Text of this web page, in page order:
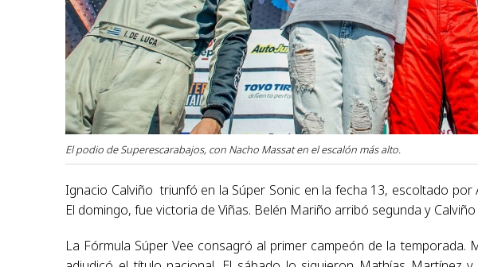
El podio de Superescarabajos, con Nacho Massat en el escalón más alto.
Ignacio Calviño triunfó en la Súper Sonic en la fecha 13, escoltado por
El domingo, fue victoria de Viñas. Belén Mariño arribó segunda y
La Fórmula Súper Vee consagró al primer campeón de la temporada.